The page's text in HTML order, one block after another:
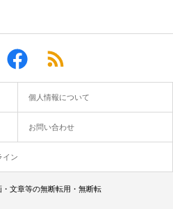
個人情報について
お問い合わせ
イン
文章等の無断転用・無断転